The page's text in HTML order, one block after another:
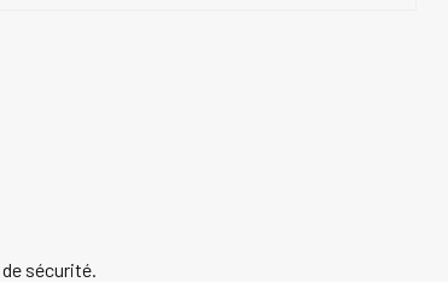
sécurité.